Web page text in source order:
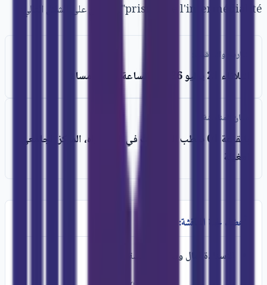
prisme de l'intermédialité"، سيكون على الشكل التالي:
التاريخ والتوقيت:
الثلاثاء 21 يوليو 2026 - الساعة الثالثة مساءً
مكان المناقشة:
بالقاعة 01 بقطب الدراسات في الدكتوراه، المركز الجامعي
امغيلة
أعضاء لجنة المناقشة:
الأستاذة امال وسكوم
(رئيسة ومقررة)